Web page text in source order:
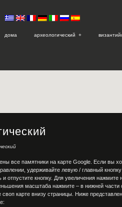
дома археологический +
все памятники на карте Google. Если вы
удерживайте левую / главный
отпустите кнопку. Для увеличения нажмите
масштаба нажмите – в нижней части
своп карте внизу страницы. Ниже